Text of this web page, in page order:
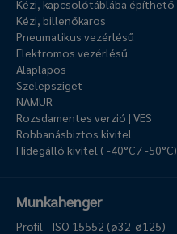
Kézi, kapcsolótáblába építhető
Kézi, billenőkaros
Pneumatikus vezérlésű
Elektromos vezérlésű
Alaplapos
Szelepsziget
NAMUR
Rozsdamentes verzió | VES
Robbanásbiztos kivitel
Hidegálló kivitel ( -40°C / -50°C)
Munkahenger
Profil - ISO 15552 (ø32-ø125)